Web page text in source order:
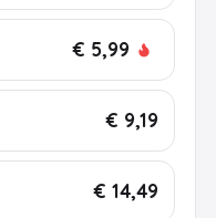
€ 5,99
€ 9,19
€ 14,49